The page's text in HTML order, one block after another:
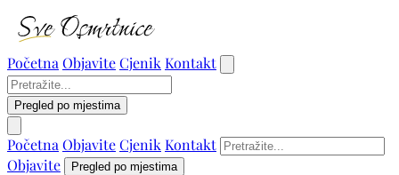
Početna ObjaviteCjenik Kontakt
Pregled po mjestima
Početna ObjaviteCjenik Kontakt
Objavite
Pregled po mjestima